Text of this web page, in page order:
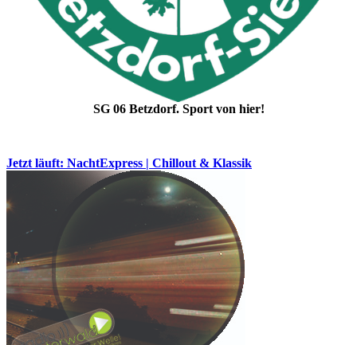
SG 06 Betzdorf. Sport von hier!
Jetzt läuft: NachtExpress | Chillout & Klassik